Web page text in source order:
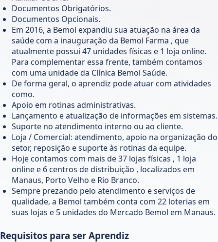
Documentos Obrigatórios.
Documentos Opcionais.
Em 2016, a Bemol expandiu sua atuação na área da
saúde com a inauguração da Bemol Farma , que
atualmente possui 47 unidades físicas e 1 loja online.
Para complementar essa frente, também contamos
com uma unidade da Clínica Bemol Saúde.
De forma geral, o aprendiz pode atuar com atividades
como.
Apoio em rotinas administrativas.
Lançamento e atualização de informações em sistemas.
Suporte no atendimento interno ou ao cliente.
Loja / Comercial: atendimento, apoio na organização do
setor, reposição e suporte às rotinas da equipe.
Hoje contamos com mais de 37 lojas físicas , 1 loja
online e 6 centros de distribuição , localizados em
Manaus, Porto Velho e Rio Branco.
Sempre prezando pelo atendimento e serviços de
qualidade, a Bemol também conta com 22 loterias em
suas lojas e 5 unidades do Mercado Bemol em Manaus.
Requisitos para ser Aprendiz